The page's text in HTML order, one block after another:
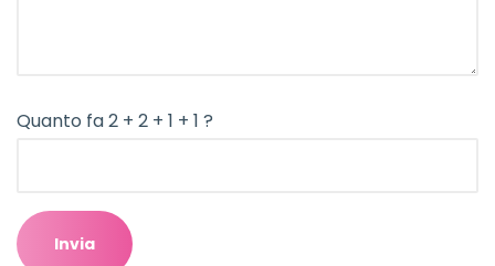
Quanto fa 2 + 2 + 1 + 1 ?